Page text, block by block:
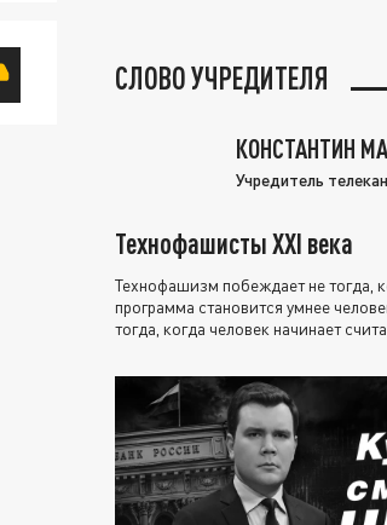
СЛОВО УЧРЕДИТЕЛЯ
КОНСТАНТИН
Учредитель
Технофашисты XXI века
Технофашизм побеждает не тогда,
программа становится умнее
тогда, когда человек начинает